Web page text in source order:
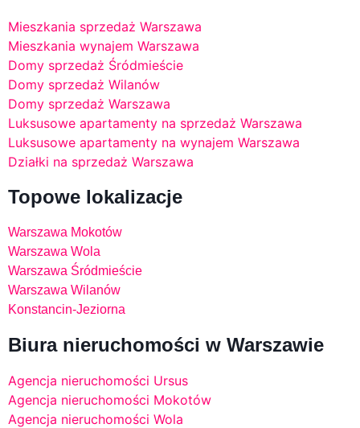
Mieszkania sprzedaż Warszawa
Mieszkania wynajem Warszawa
Domy sprzedaż Śródmieście
Domy sprzedaż Wilanów
Domy sprzedaż Warszawa
Luksusowe apartamenty na sprzedaż Warszawa
Luksusowe apartamenty na wynajem Warszawa
Działki na sprzedaż Warszawa
Topowe lokalizacje
Warszawa Mokotów
Warszawa Wola
Warszawa Śródmieście
Warszawa Wilanów
Konstancin-Jeziorna
Biura nieruchomości w Warszawie
Agencja nieruchomości Ursus
Agencja nieruchomości Mokotów
Agencja nieruchomości Wola